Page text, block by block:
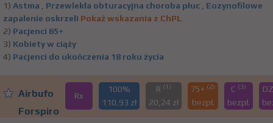
1) Astma , Przewlekła obturacyjna choroba płuc , Eozynofilowe
zapalenie oskrzeli Pokaż wskazania z ChPL
2) Pacjenci 65+
3) Kobiety w ciąży
4) Pacjenci do ukończenia 18 roku życia
Airbufo
Forspiro
Rx
100%
110,93 zł
R (1)
20,24 zł
75+ (2)
bezpł.
C (3)
bezpł.